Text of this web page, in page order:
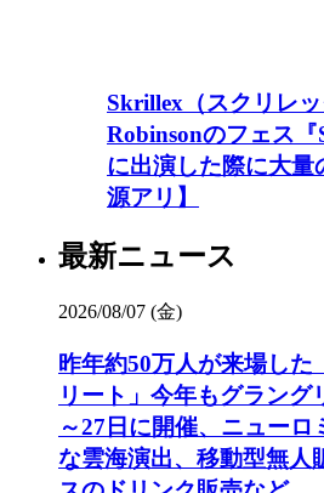
Skrillex（スクリレ
Robinsonのフェス『
に出演した際に大
源アリ】
最新ニュース
2026/08/07 (金)
昨年約50万人が来場した
リート」今年もグラング
～27日に開催、ニュー
な雲海演出、移動型無人